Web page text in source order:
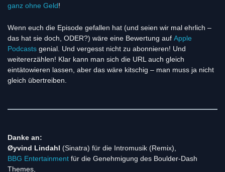
ganz ohne Geld!
Wenn euch die Episode gefallen hat (und seien wir mal ehrlich –
das hat sie doch, ODER?) wäre eine Bewertung auf Apple
Podcasts genial. Und vergesst nicht zu abonnieren! Und
weitererzählen! Klar kann man sich die URL auch gleich
eintätowieren lassen, aber das wäre kitschig – man muss ja nicht
gleich übertreiben.
Danke an:
Øyvind Lindahl (Sinatra) für die Intromusik (Remix),
BBG Entertainment für die Genehmigung des Boulder-Dash
Themes,